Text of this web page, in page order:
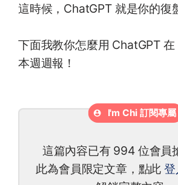
這時候，ChatGPT 就是你的復
下面我教你怎麼用 ChatGPT
本週週報！
這篇內容已有 994 位會員
此為會員限定文章，點此登